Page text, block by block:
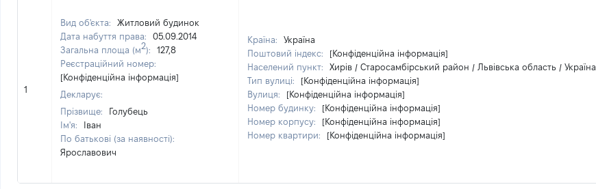
1
Вид об'єкта:
Житловий будинок
Дата набуття права:
05.09.2014
Загальна площа (м2):
127,8
Реєстраційний номер:
[Конфіденційна інформація]
Декларує:
Прізвище:
Голубець
Ім'я:
Іван
По батькові (за наявності):
Ярославович
Країна:
Україна
Поштовий індекс:
[Конфіденційна інформація]
Населений пункт:
Хирів / Старосамбірський район / Львівська область / Україна
Тип вулиці:
[Конфіденційна інформація]
Вулиця:
[Конфіденційна інформація]
Номер будинку:
[Конфіденційна інформація]
Номер корпусу:
[Конфіденційна інформація]
Номер квартири:
[Конфіденційна інформація]